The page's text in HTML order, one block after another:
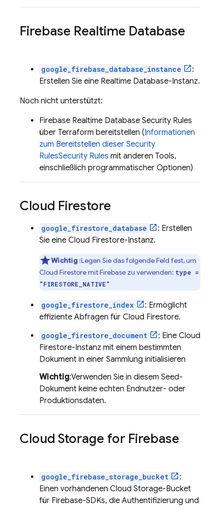
Firebase Realtime Database
google_firebase_database_instance
:
Erstellen Sie eine Realtime Database-Instanz.
Noch nicht unterstützt:
Firebase Realtime Database Security Rules
über Terraform bereitstellen (Informationen
zum Bereitstellen dieser Security
RulesSecurity Rules mit anderen Tools,
einschließlich programmatischer Optionen)
Cloud Firestore
google_firestore_database
: Erstellen
Sie eine Cloud Firestore-Instanz.
Wichtig:Legen Sie das folgende Feld fest, um
Cloud Firestoremit Firebase zu verwenden: type =
"FIRESTORE_NATIVE"
google_firestore_index
: Ermöglicht
effiziente Abfragen für Cloud Firestore.
google_firestore_document : Eine Cloud
Firestore-Instanz mit einem bestimmten
Dokument in einer Sammlung initialisieren
Wichtig:Verwenden Sie in diesem Seed-
Dokument keine echten Endnutzer- oder
Produktionsdaten.
Cloud Storage for Firebase
google_firebase_storage_bucket
:
Einen vorhandenen Cloud Storage-Bucket
für Firebase-SDKs, die Authentifizierung und